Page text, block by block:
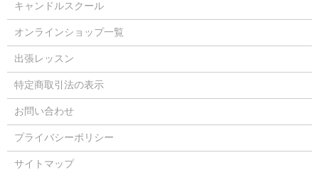
キャンドルスクール
オンラインショップ一覧
出張レッスン
特定商取引法の表示
お問い合わせ
プライバシーポリシー
サイトマップ